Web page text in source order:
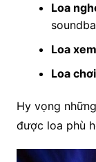
Loa
Loa
Loa
Hy vọng
được loa phù